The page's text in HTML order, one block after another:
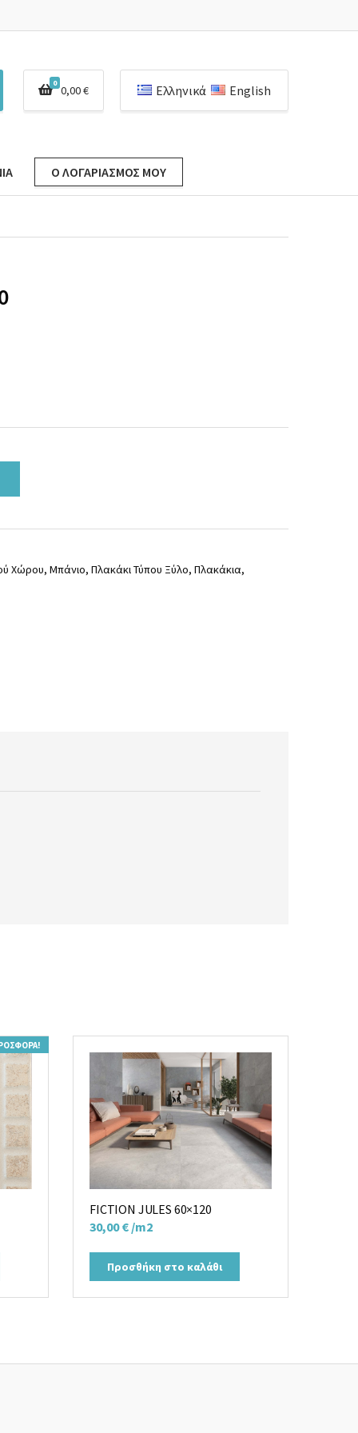
0
0,00€ Ελληνικά English
Ο ΛΟΓΑΡΙΑΣΜΌΣ ΜΟΥ
Χώρου, Μπάνιο, Πλακάκι Τύπου Ξύλο, Πλακάκια,
FICTION JULES 60×120
30,00€ /m2
Προσθήκη στο καλάθι